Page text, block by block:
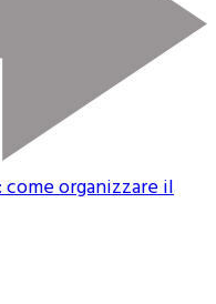
organizzare il